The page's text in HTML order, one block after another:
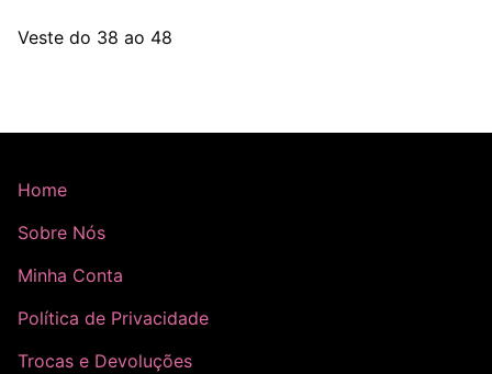
Veste do 38 ao 48
Home
Sobre Nós
Minha Conta
Política de Privacidade
Trocas e Devoluções